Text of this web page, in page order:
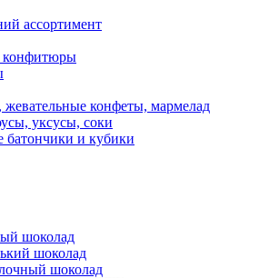
ассортимент
конфеты, мармелад
уксусы, соки
батончики и кубики
шоколад
шоколад
шоколад